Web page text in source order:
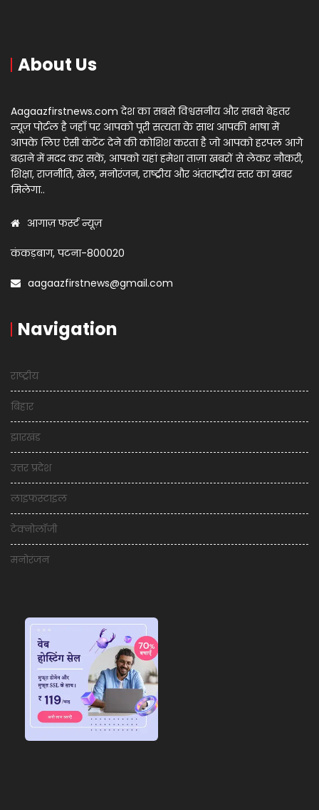
About Us
Aagaazfirstnews.com देश का सबसे विश्वसनीय और सबसे बेहतर
न्यूज़ पोर्टल है जहाँ पर आपको पूरी सत्यता के साथ आपकी भाषा में
आपके लिए ऐसी कंटेंट देने की कोशिश करता है जो आपको हरपल आगे
बढ़ाने में मदद कर सकें, आपको यहां हमेशा ताज़ा खबरों से लेकर नौकरी,
शिक्षा, राजनीति, खेल, मनोरंजन, राष्ट्रीय और अंतराष्ट्रीय स्तर का खबर
मिलेगा..
आगाज़ फर्स्ट न्यूज़
कंकड़बाग, पटना-800020
aagaazfirstnews@gmail.com
Navigation
राष्ट्रीय
बिहार
झारखंड
उत्तर प्रदेश
लाइफस्टाइल
टेक्नोलॉजी
मनोरंजन